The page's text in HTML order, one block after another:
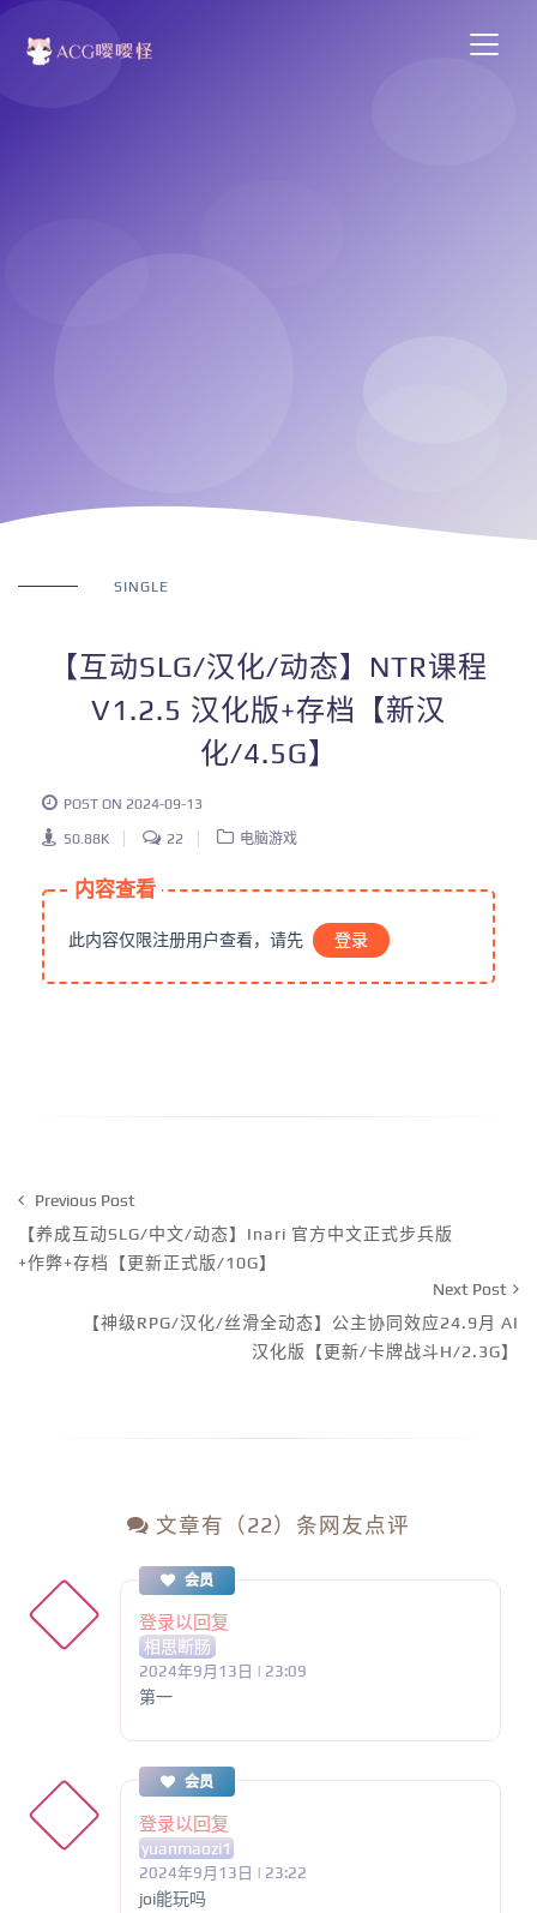
SINGLE
【互动SLG/汉化/动态】NTR课程
V1.2.5 汉化版+存档【新汉
化/4.5G】
POST ON 2024-09-13
50.88K 22 电脑游戏
内容查看
此内容仅限注册用户查看，请先 登录
Previous Post
【养成互动SLG/中文/动态】Inari 官方中文正式步兵版
+作弊+存档【更新正式版/10G】
Next Post
【神级RPG/汉化/丝滑全动态】公主协同效应24.9月 AI
汉化版【更新/卡牌战斗H/2.3G】
文章有（22）条网友点评
会员
登录以回复
相思断肠
2024年9月13日 | 23:09
第一
会员
登录以回复
yuanmaozi1
2024年9月13日 | 23:22
joi能玩吗